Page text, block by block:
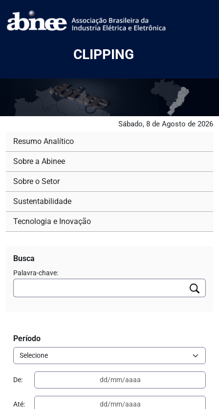
CLIPPING
Sábado, 8 de Agosto de 2026
Resumo Analítico
Sobre a Abinee
Sobre o Setor
Sustentabilidade
Tecnologia e Inovação
Busca
Palavra-chave:
Período
De:
Até: